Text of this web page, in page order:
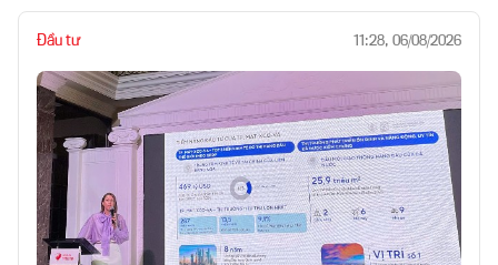
Đầu tư 11:28, 06/08/2026